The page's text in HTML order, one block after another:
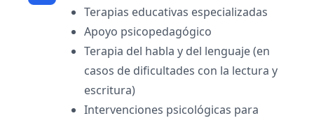
Terapias educativas especializadas
Apoyo psicopedagógico
Terapia del habla y del lenguaje (en
casos de dificultades con la lectura y
escritura)
Intervenciones psicológicas para